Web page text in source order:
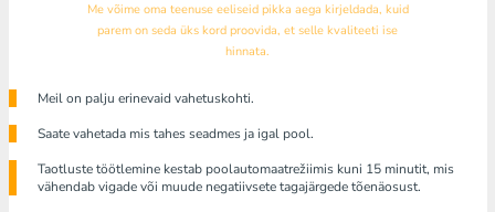
Me võime oma teenuse eeliseid pikka aega kirjeldada, kuid
parem on seda üks kord proovida, et selle kvaliteeti ise
hinnata.
Meil ​​on palju erinevaid vahetuskohti.
Saate vahetada mis tahes seadmes ja igal pool.
Taotluste töötlemine kestab poolautomaatrežiimis kuni 15 minutit, mis
vähendab vigade või muude negatiivsete tagajärgede tõenäosust.